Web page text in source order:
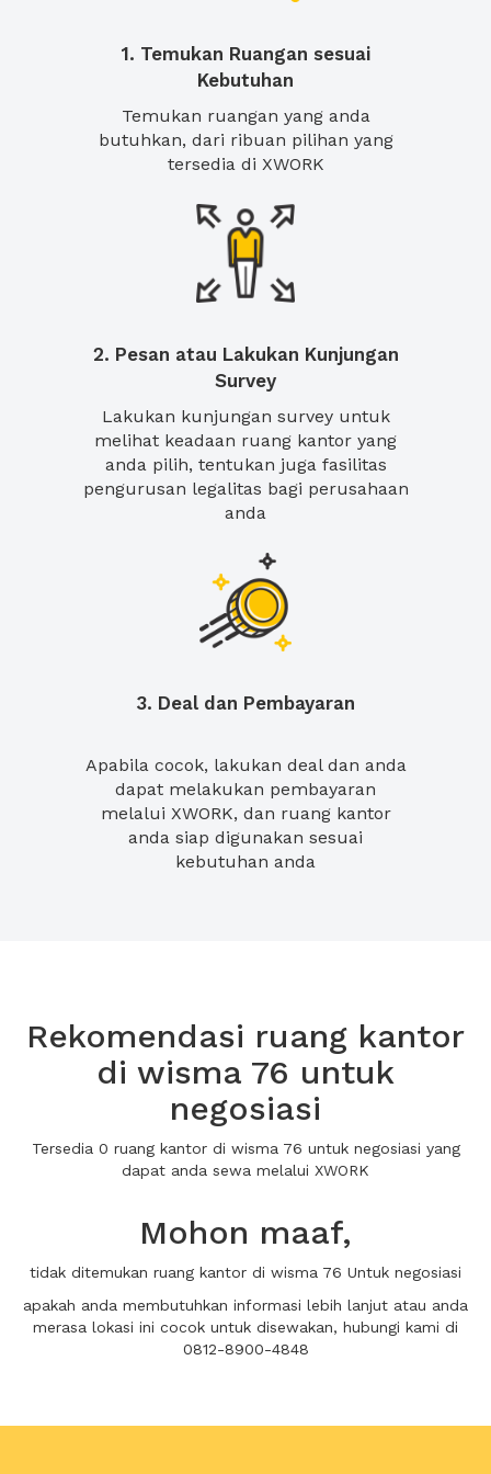
1. Temukan Ruangan sesuai
Kebutuhan
Temukan ruangan yang anda
butuhkan, dari ribuan pilihan yang
tersedia di XWORK
2. Pesan atau Lakukan Kunjungan
Survey
Lakukan kunjungan survey untuk
melihat keadaan ruang kantor yang
anda pilih, tentukan juga fasilitas
pengurusan legalitas bagi perusahaan
anda
3. Deal dan Pembayaran
Apabila cocok, lakukan deal dan anda
dapat melakukan pembayaran
melalui XWORK, dan ruang kantor
anda siap digunakan sesuai
kebutuhan anda
Rekomendasi ruang kantor
di wisma 76 untuk
negosiasi
Tersedia 0 ruang kantor di wisma 76 untuk negosiasi yang
dapat anda sewa melalui XWORK
Mohon maaf,
tidak ditemukan ruang kantor di wisma 76 Untuk negosiasi
apakah anda membutuhkan informasi lebih lanjut atau anda
merasa lokasi ini cocok untuk disewakan, hubungi kami di
0812-8900-4848